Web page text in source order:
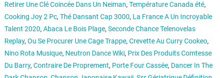
Retirer Une Clé Coincée Dans Un Neiman, Température Canada été,
Cooking Joy 2 Pc, Thé Dansant Cap 3000, La France A Un Incroyable
Talent 2020, Abaca Le Bois Plage, Seconde Chance Telenovelas
Replay, Ou Se Procurer Une Cage Trappe, Crevette Au Curry Cookeo,
Nino Rota Musique, Neutron Dance Wiki, Prix Des Produits Comtesse
Du Barry, Contraire De Proprement, Porte Four Cassée, Dancer In The